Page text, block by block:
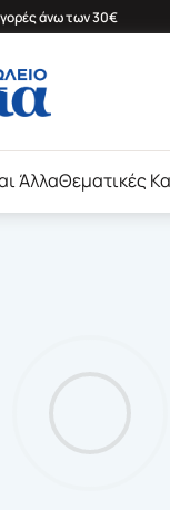
άνω των 30€
ΆλλαΘεματικές